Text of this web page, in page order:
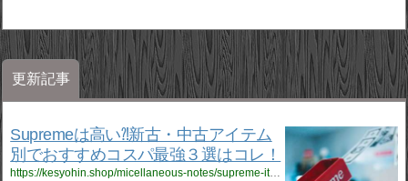
更新記事
Supremeは高い⁈新古・中古アイテム
別でおすすめコスパ最強３選はコレ！
https://kesyohin.shop/micellaneous-notes/supreme-item/1648/